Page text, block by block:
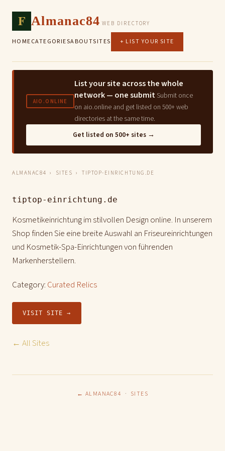
F Almanac84 WEB DIRECTORY
HOMECATEGORIESABOUTSITES + LIST YOUR SITE
AIO.ONLINE
List your site across the whole
network — one submit Submit once
on aio.online and get listed on 500+ web
directories at the same time.
Get listed on 500+ sites →
ALMANAC84 › SITES › TIPTOP-EINRICHTUNG.DE
tiptop-einrichtung.de
Kosmetikeinrichtung im stilvollen Design online. In unserem
Shop finden Sie eine breite Auswahl an Friseureinrichtungen
und Kosmetik-Spa-Einrichtungen von führenden
Markenherstellern.
Category: Curated Relics
VISIT SITE →
← All Sites
← ALMANAC84 · SITES